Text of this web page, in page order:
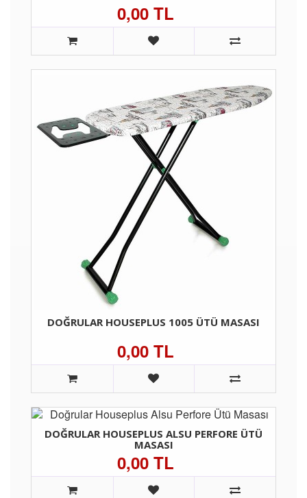
0,00 TL
DOĞRULAR HOUSEPLUS 1005 ÜTÜ MASASI
0,00 TL
DOĞRULAR HOUSEPLUS ALSU PERFORE ÜTÜ
MASASI
0,00 TL